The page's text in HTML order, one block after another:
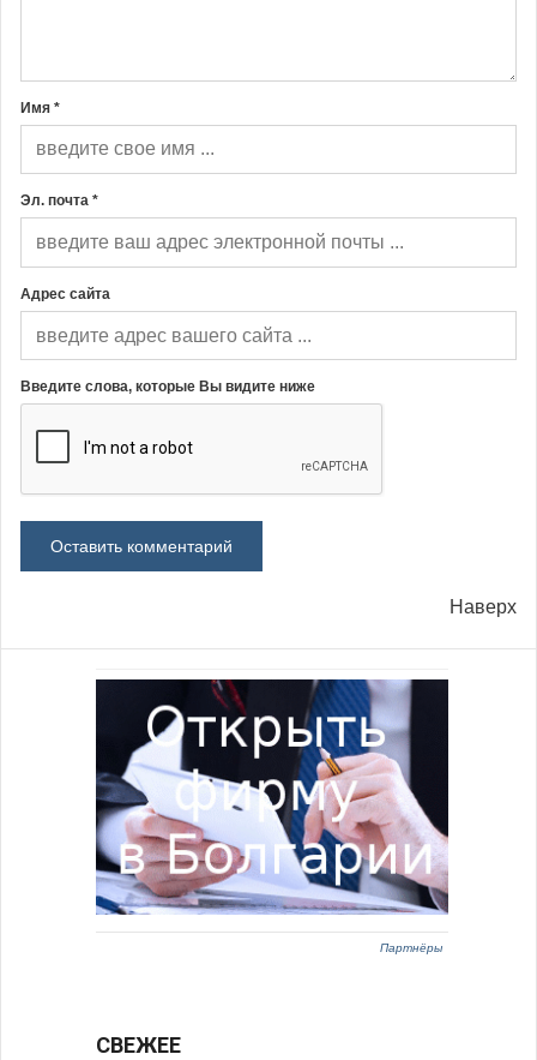
Имя *
Эл. почта *
Адрес сайта
Введите слова, которые Вы видите ниже
Наверх
Партнёры
СВЕЖЕЕ